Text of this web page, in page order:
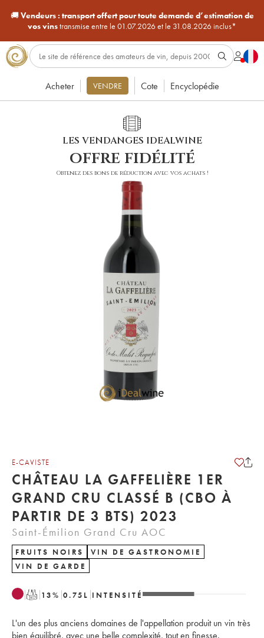
🚚Vendeurs : transport offert pour toute demande d’estimation de
vos vinstransmise entre le 01.07.2026 et le 31.08.2026 inclus*
Acheter VENDRE Cote Encyclopédie
LES VENDANGES IDEALWINE
offre fidélité
Obtenez des bons de réduction avec vos achats !
E-CAVISTE
CHÂTEAU LA GAFFELIÈRE 1ER
GRAND CRU CLASSÉ B (CBO À
PARTIR DE 3 BTS) 2023
Saint-Émilion Grand Cru AOC
FRUITS NOIRS
VIN DE GASTRONOMIE
VIN DE GARDE
T 13% 0.75 L INTENSITÉ
L'un des plus anciens domaines de l'appellation produit un vin très
bien équilibré, avec une belle complexité, tout en finesse.